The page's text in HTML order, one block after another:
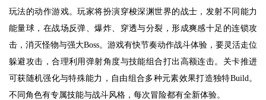
玩法的动作游戏。玩家将扮演穿梭深渊世界的战士，发射不同能力
能量球，在战场反弹、爆炸、穿透与分裂，形成爽感十足的连锁攻
击，消灭怪物与强大Boss。游戏有快节奏动作战斗体验，要灵活走位
躲避攻击，合理利用弹射角度与技能组合打出高额连击。关卡推进
可获随机强化与特殊能力，自由组合多种元素效果打造独特Build。
不同角色有专属技能与战斗风格，每次冒险都有全新体验。